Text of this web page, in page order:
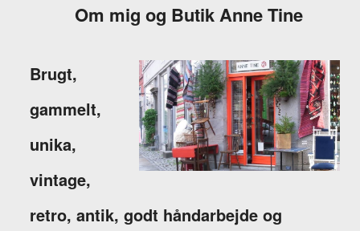
Om mig og Butik Anne Tine
Brugt,
gammelt,
unika,
vintage,
retro, antik, godt håndarbejde og